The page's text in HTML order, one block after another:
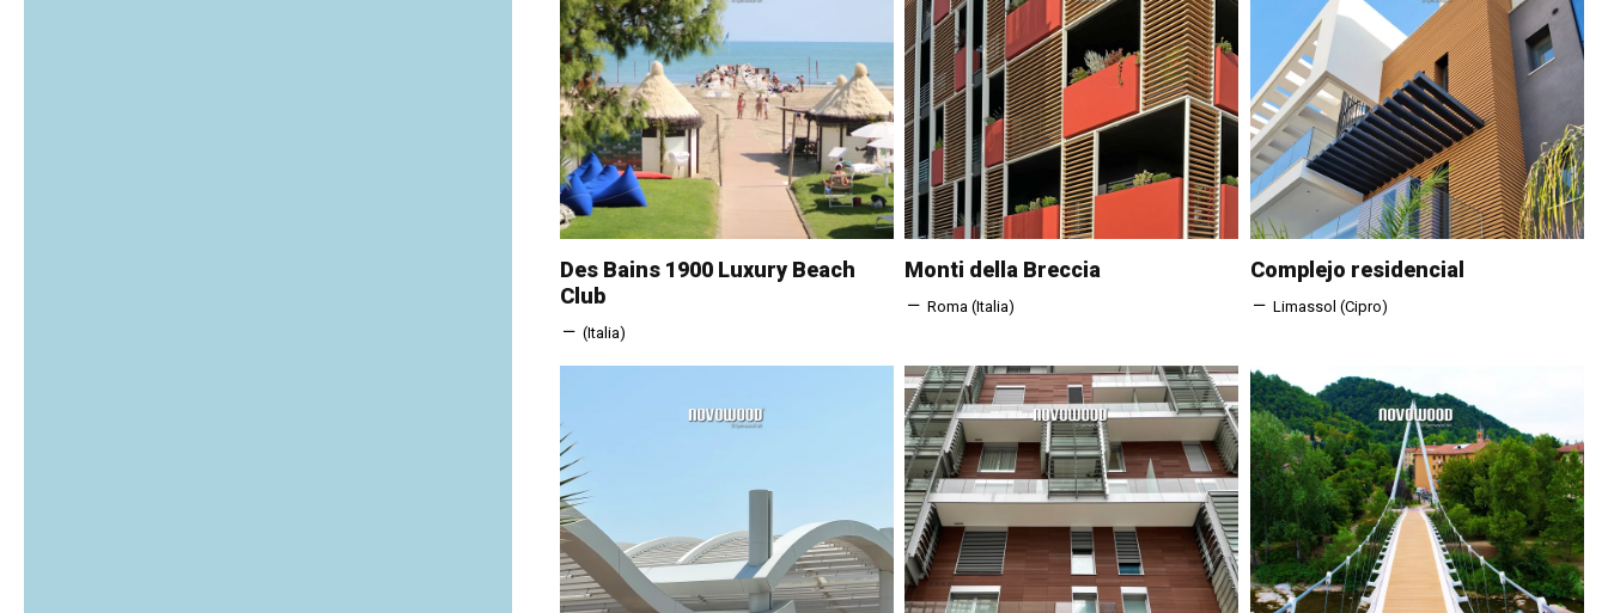
Des Bains 1900 Luxury Beach
Club
(Italia)
Monti della Breccia
Roma (Italia)
Complejo residencial
Limassol (Cipro)